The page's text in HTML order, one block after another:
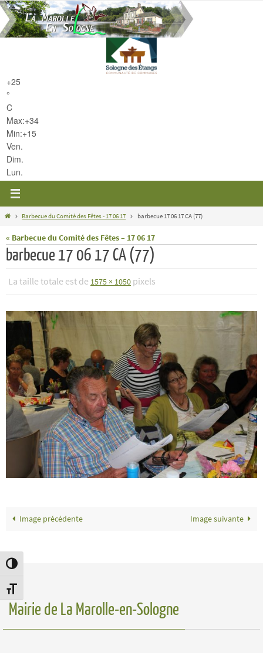
Passer en contraste élevé
Changer la taille de la police
Passer
vers
le
+25
°
C
Max:+34
Min:+15
Ven.
Dim.
Lun.
HomeBarbecue du Comité des Fêtes - 17 06 17 barbecue 17 06 17 CA (77)
« Barbecue du Comité des Fêtes – 17 06 17
barbecue 17 06 17 CA (77)
La taille totale est de 1575 × 1050 pixels
Image précédente Image suivante
Mairie de La Marolle-en-Sologne